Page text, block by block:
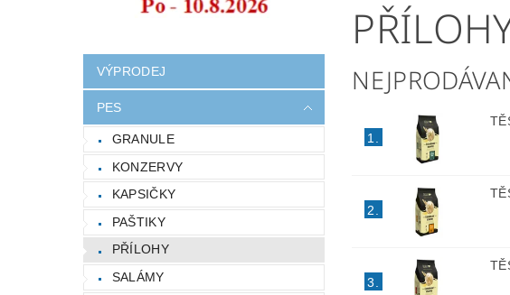
VÝPRODEJ
PES
GRANULE
KONZERVY
KAPSIČKY
PAŠTIKY
PŘÍLOHY
SALÁMY
1.
2.
3.